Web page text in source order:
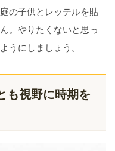
の子供とレッテルを貼
。やりたくないと思っ
うにしましょう。
も視野に時期を